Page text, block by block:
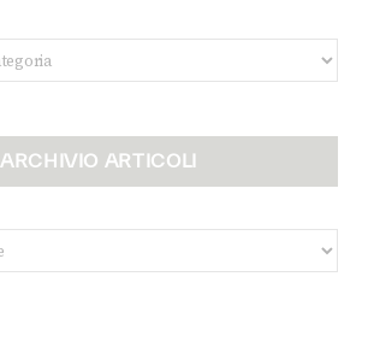
ARCHIVIO ARTICOLI